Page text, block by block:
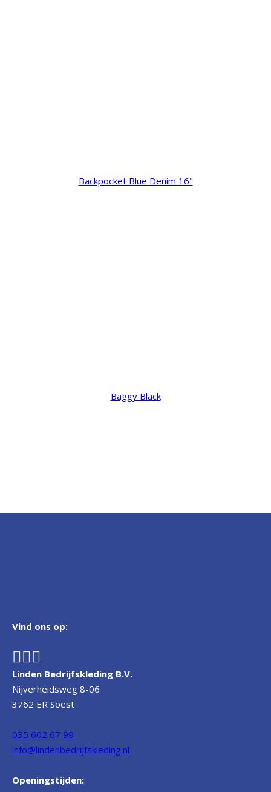
Backpocket Blue Denim 16"
Baggy Black
Vind ons op:
Linden Bedrijfskleding B.V.
Nijverheidsweg 8-06
3762 ER Soest
035 602 67 99
info@lindenbedrijfskleding.nl
Openingstijden: